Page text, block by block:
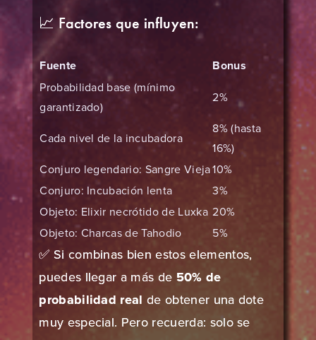
📈 Factores que influyen:
Fuente Bonus
Probabilidad base (mínimo
garantizado)
2%
Cada nivel de la incubadora
8% (hasta
16%)
Conjuro legendario: Sangre Vieja10%
Conjuro: Incubación lenta
3%
Objeto: Elixir necrótido de Luxka 20%
Objeto: Charcas de Tahodio
5%
✅ Si combinas bien estos elementos,
puedes llegar a más de 50% de
probabilidad real de obtener una dote
muy especial. Pero recuerda: solo se